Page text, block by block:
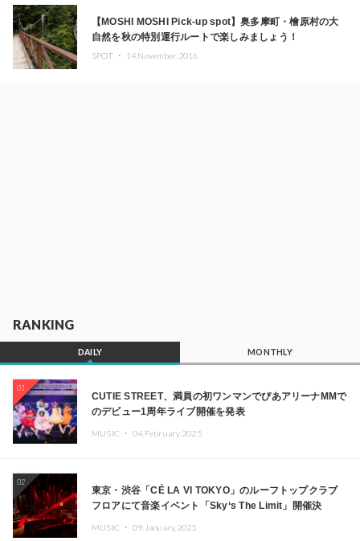
【MOSHI MOSHI Pick-up spot】奥多摩町・檜原村の大
自然を秋の特別運行ルートで楽しみましょう！
SPOT ・ 14.November.2016
RANKING
DAILY MONTHLY
01
CUTIE STREET、満員の初ワンマンでぴあアリーナMMで
のデビュー1周年ライブ開催を発表
MUSIC ・ 04.February.2025
02
東京・渋谷「CÉ LA VI TOKYO」のルーフトップクラブ
フロアにて音楽イベント「Sky‘s The Limit」開催決
MUSIC ・ 09.January.2025